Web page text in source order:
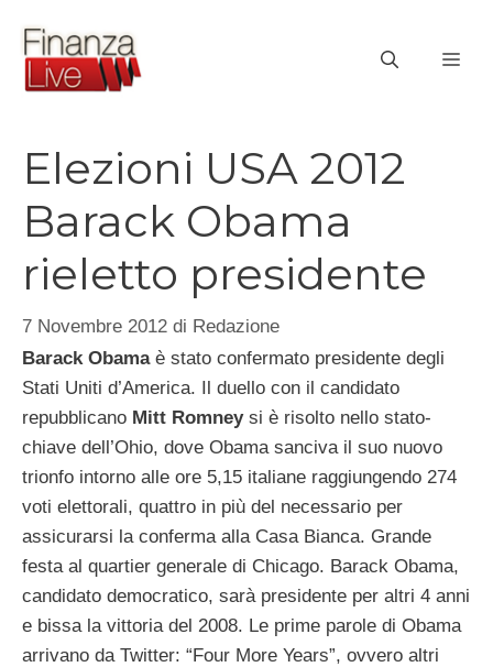
contenuto
Elezioni USA 2012
Barack Obama
rieletto presidente
7 Novembre 2012 di Redazione
Barack Obama è stato confermato presidente degli
Stati Uniti d’America. Il duello con il candidato
repubblicano Mitt Romney si è risolto nello stato-
chiave dell’Ohio, dove Obama sanciva il suo nuovo
trionfo intorno alle ore 5,15 italiane raggiungendo 274
voti elettorali, quattro in più del necessario per
assicurarsi la conferma alla Casa Bianca. Grande
festa al quartier generale di Chicago. Barack Obama,
candidato democratico, sarà presidente per altri 4 anni
e bissa la vittoria del 2008. Le prime parole di Obama
arrivano da Twitter: “Four More Years”, ovvero altri